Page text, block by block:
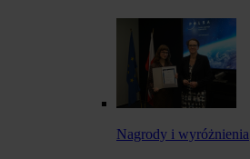
Nagrody i wyróżnienia